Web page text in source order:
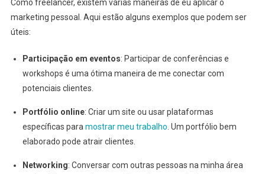
Como freelancer, existem várias maneiras de eu aplicar o
marketing pessoal. Aqui estão alguns exemplos que podem ser
úteis:
Participação em eventos: Participar de conferências e
workshops é uma ótima maneira de me conectar com
potenciais clientes.
Portfólio online: Criar um site ou usar plataformas
específicas paramostrar meu trabalho. Um portfólio bem
elaborado pode atrair clientes.
Networking: Conversar com outras pessoas na minha área